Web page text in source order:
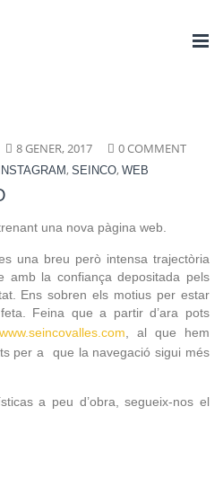
8 GENER, 2017 0 COMMENT
INSTAGRAM, SEINCO, WEB
una nova pàgina web.
una breu però intensa trajectòria
amb la confiança depositada pels
Ens sobren els motius per estar
Feina que a partir d’ara pots
www.seincovalles.com , al que hem
per a que la navegació sigui més
a peu d’obra, segueix-nos el